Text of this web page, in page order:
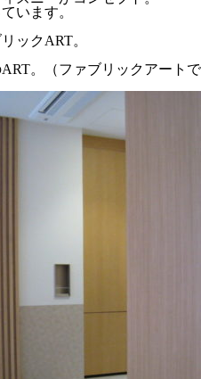
います。
ックART。
。（ファブリックアートで